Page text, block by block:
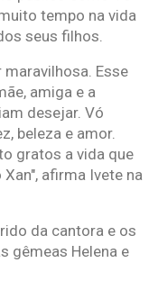
tempo na vida
seus filhos.
Esse
amiga e a
desejar. Vó
beleza e amor.
gratos a vida que
afirma Ivete na
da cantora e os
gêmeas Helena e